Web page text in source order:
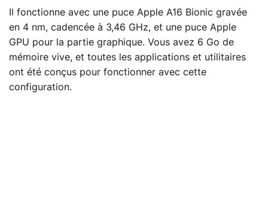
Il fonctionne avec une puce Apple A16 Bionic gravée
en 4 nm, cadencée à 3,46 GHz, et une puce Apple
GPU pour la partie graphique. Vous avez 6 Go de
mémoire vive, et toutes les applications et utilitaires
ont été conçus pour fonctionner avec cette
configuration.